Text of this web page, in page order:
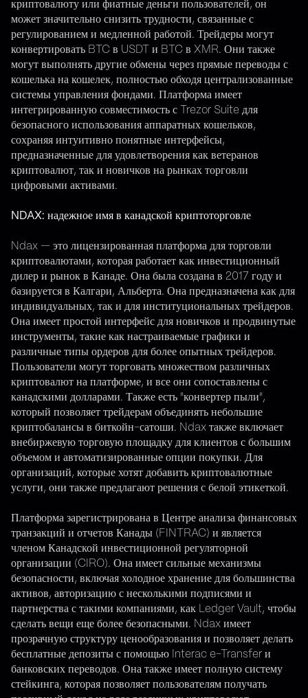
криптовалюту или фиатные деньги пользователей, он
может значительно снизить трудности, связанные с
регулированием и медленной работой. Трейдеры могут
конвертировать BTC в USDT и BTC в XMR. Они также
могут выполнять другие обмены через прямые переводы с
кошелька на кошелек, полностью обходя централизованные
системы управления фондами. Платформа имеет
интегрированную совместимость с Trezor Suite для
безопасного использования аппаратных кошельков,
сохраняя интуитивно понятные интерфейсы,
предназначенные для удовлетворения как ветеранов
криптовалют, так и новичков на рынках торговли
цифровыми активами.
NDAX: надежное имя в канадской криптоторговле
Ndax — это лицензированная платформа для торговли
криптовалютами, которая работает как инвестиционный
дилер и рынок в Канаде. Она была создана в 2017 году и
базируется в Калгари, Альберта. Она предназначена как для
индивидуальных, так и для институциональных трейдеров.
Она имеет простой интерфейс для новичков и продвинутые
инструменты, такие как настраиваемые графики и
различные типы ордеров для более опытных трейдеров.
Пользователи могут торговать множеством различных
криптовалют на платформе, и все они сопоставлены с
канадскими долларами. Также есть "конвертер пыли",
который позволяет трейдерам объединять небольшие
криптобалансы в биткойн-сатоши. Ndax также включает
внебиржевую торговую площадку для клиентов с большим
объемом и автоматизированные опции покупки. Для
организаций, которые хотят добавить криптовалютные
услуги, они также предлагают решения с белой этикеткой.
Платформа зарегистрирована в Центре анализа финансовых
транзакций и отчетов Канады (FINTRAC) и является
членом Канадской инвестиционной регуляторной
организации (CIRO). Она имеет сильные механизмы
безопасности, включая холодное хранение для большинства
активов, авторизацию с несколькими подписями и
партнерства с такими компаниями, как Ledger Vault, чтобы
сделать вещи еще более безопасными. Ndax имеет
прозрачную структуру ценообразования и позволяет делать
бесплатные депозиты с помощью Interac e-Transfer и
банковских переводов. Она также имеет полную систему
стейкинга, которая позволяет пользователям получать